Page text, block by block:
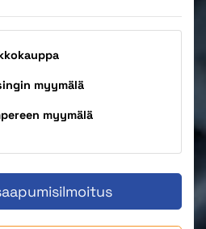
myymälä
myymälä